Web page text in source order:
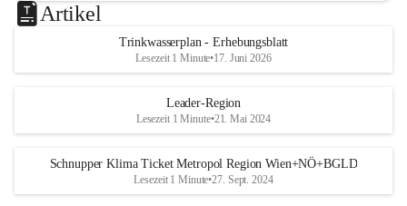
Artikel
Trinkwasserplan - Erhebungsblatt
Lesezeit 1 Minute•17. Juni 2026
Leader-Region
Lesezeit 1 Minute•21. Mai 2024
Schnupper Klima Ticket Metropol Region Wien+NÖ+BGLD
Lesezeit 1 Minute•27. Sept. 2024